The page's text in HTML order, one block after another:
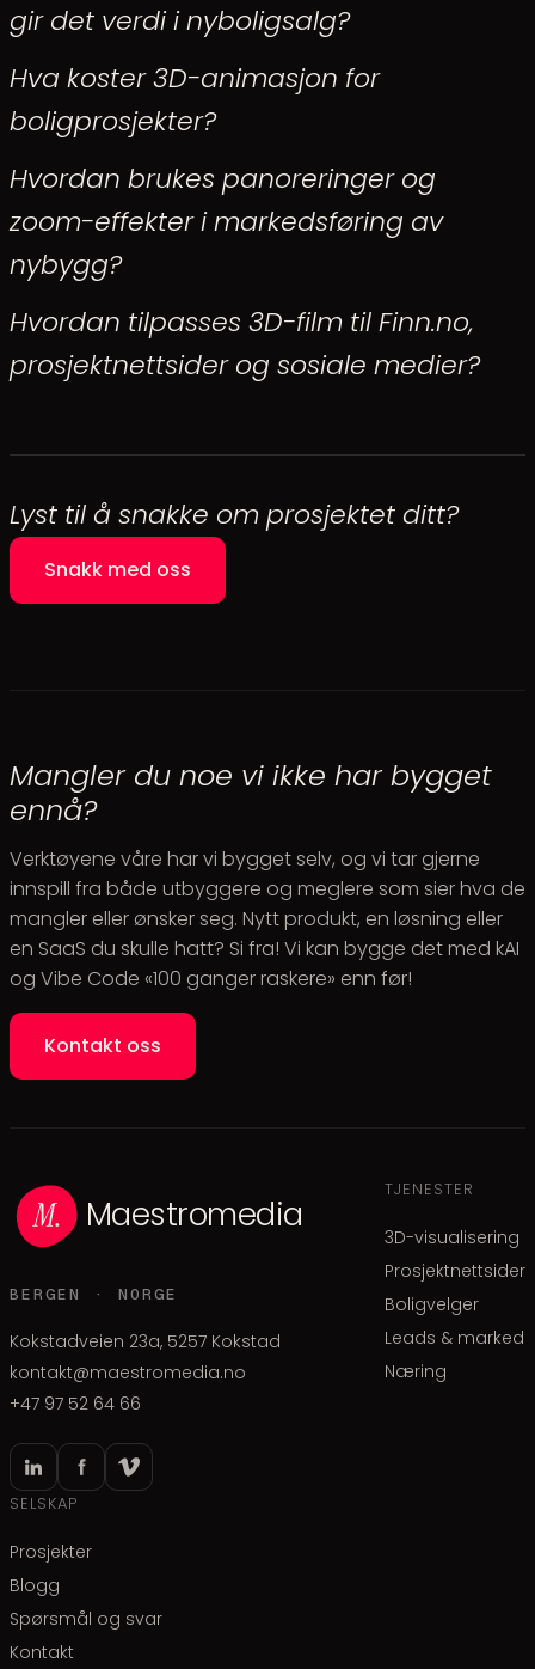
gir det verdi i nyboligsalg?
Hva koster 3D-animasjon for
boligprosjekter?
Hvordan brukes panoreringer og
zoom-effekter i markedsføring av
nybygg?
Hvordan tilpasses 3D-film til Finn.no,
prosjektnettsider og sosiale medier?
Lyst til å snakke om prosjektet ditt?
Snakk med oss
Mangler du noe vi ikke har bygget
ennå?
Verktøyene våre har vi bygget selv, og vi tar gjerne
innspill fra både utbyggere og meglere som sier hva de
mangler eller ønsker seg. Nytt produkt, en løsning eller
en SaaS du skulle hatt? Si fra! Vi kan bygge det med kAI
og Vibe Code «100 ganger raskere» enn før!
Kontakt oss
Maestromedia
BERGEN · NORGE
Kokstadveien 23a, 5257 Kokstad
kontakt@maestromedia.no
+47 97 52 64 66
TJENESTER
3D-visualisering
Prosjektnettsider
Boligvelger
Leads & marked
Næring
SELSKAP
Prosjekter
Blogg
Spørsmål og svar
Kontakt